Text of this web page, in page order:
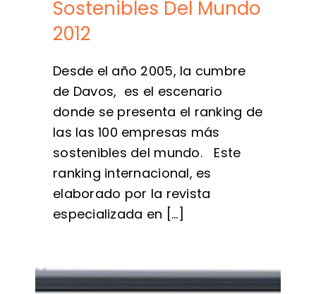
Sostenibles Del Mundo
2012
Desde el año 2005, la cumbre
de Davos, es el escenario
donde se presenta el ranking de
las las 100 empresas más
sostenibles del mundo. Este
ranking internacional, es
elaborado por la revista
especializada en [...]